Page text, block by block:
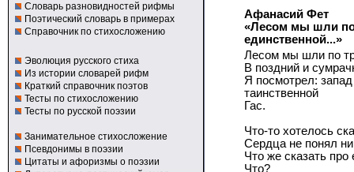
Словарь разновидностей рифмы
Поэтический словарь в примерах
Справочник по стихосложению
Эволюция русского стиха
Из истории словарей рифм
Краткий справочник поэтов
Тесты по стихосложению
Тесты по русской поэзии
Занимательное стихосложение
Псевдонимы в поэзии
Цитаты и афоризмы о поэзии
Афанасий Фет
«Лесом мы шли по
единственной...»
Лесом мы шли по
В поздний и
Я посмотрел:
таинственной
Гас.
Что-то хотелось
Сердца не понял
Что же сказать про
Что?